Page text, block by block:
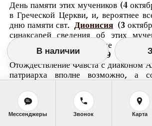
День памяти этих мучеников (4
в Греческой Церкви, и, вероятнее
дню памяти свт. Дионисия (3
синаксарей сведения об этих
Римский мартиролог, где они
октября. Там же под 19 ноября
Отождествление Фавста с диаконом
патриарха вполне возможно, а
в Сирийском мартирологе под 8
сомнительно. По всей
Римского мартиролога имел в
В наличии
Мессенджеры Звонок Карта